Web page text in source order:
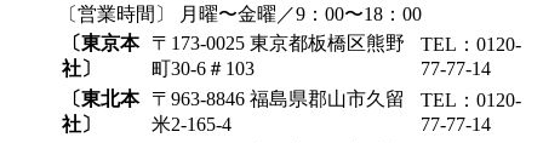
〔営業時間〕 月曜〜金曜／9：00〜18：00
〔東京本
社〕
〒173-0025 東京都板橋区熊野
町30-6＃103
TEL：0120-
77-77-14
〔東北本
社〕
〒963-8846 福島県郡山市久留
米2-165-4
TEL：0120-
77-77-14